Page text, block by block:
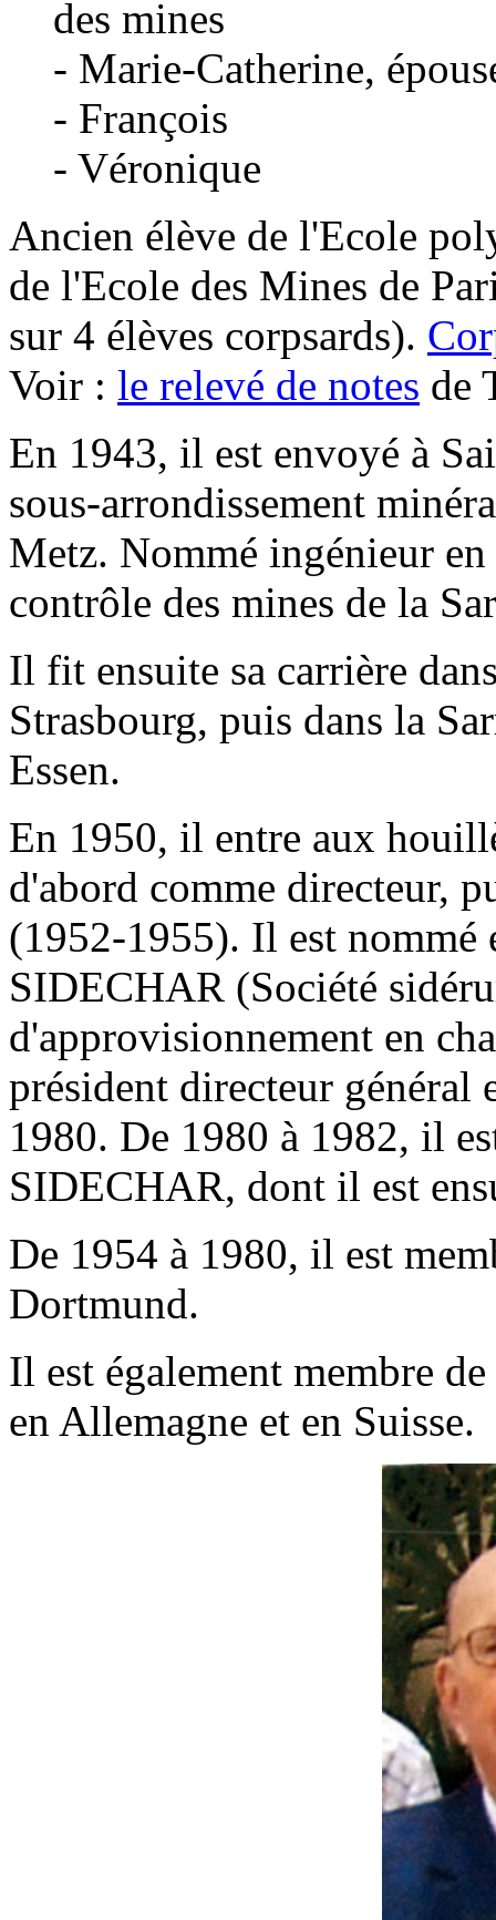
des mines
- Marie-Catherine,
- François
- Véronique
Ancien élève de l'Ecole
de l'Ecole des Mines de
sur 4 élèves corpsards).
Voir : le relevé de notes de
En 1943, il est envoyé à
sous-arrondissement
Metz. Nommé ingénieur
contrôle des mines de la
Il fit ensuite sa carrière
Strasbourg, puis dans la
Essen.
En 1950, il entre aux
d'abord comme directeur,
(1952-1955). Il est nommé
SIDECHAR (Société
d'approvisionnement en
président directeur général
1980. De 1980 à 1982, il
SIDECHAR, dont il est
De 1954 à 1980, il est
Dortmund.
Il est également membre
en Allemagne et en Suisse.